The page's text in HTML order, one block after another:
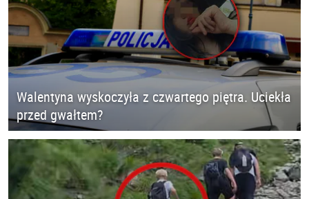
Walentyna wyskoczyła z czwartego piętra. Uciekła
przed gwałtem?